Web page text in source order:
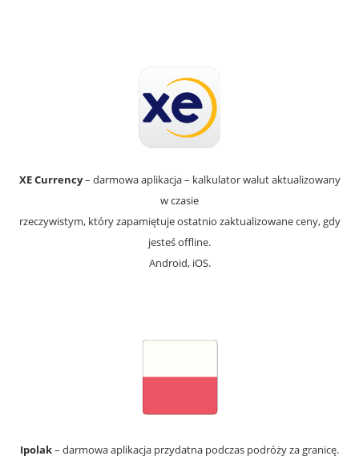
XE Currency– darmowa aplikacja – kalkulator walut aktualizowany
w czasie
rzeczywistym, który zapamiętuje ostatnio zaktualizowane ceny, gdy
jesteś offline.
Android, iOS.
Ipolak– darmowa aplikacja przydatna podczas podróży za granicę.